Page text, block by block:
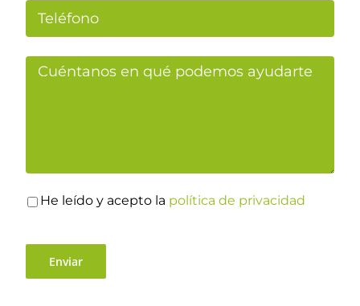
He leído y acepto la política de privacidad